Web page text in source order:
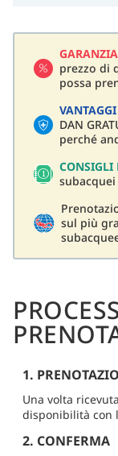
prezzo di
possa
DAN
perché
CONSIGLI
sul più
1.
Una volta
disponibilità con
2. CONFERMA